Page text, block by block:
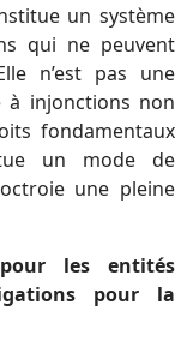
un système
qui ne peuvent
n’est pas une
à injonctions non
fondamentaux
un mode de
une pleine
les entités
pour la